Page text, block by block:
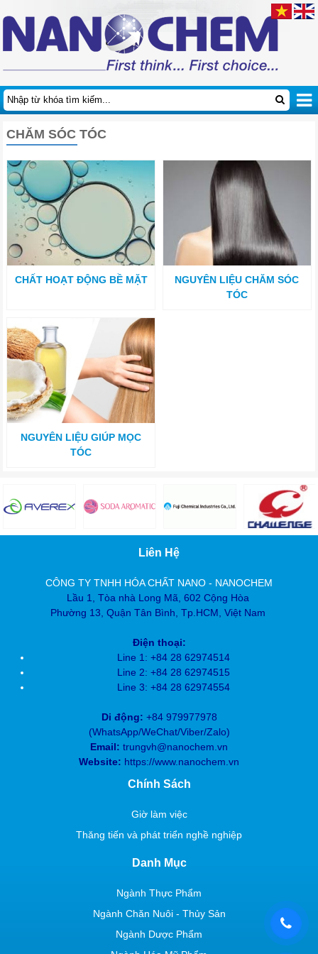
CHĂM SÓC TÓC
CHẤT HOẠT ĐỘNG BỀ MẶT
NGUYÊN LIỆU CHĂM SÓC
TÓC
NGUYÊN LIỆU GIÚP MỌC
TÓC
Liên Hệ
CÔNG TY TNHH HÓA CHẤT NANO - NANOCHEM
Lầu 1, Tòa nhà Long Mã, 602 Cộng Hòa
Phường 13, Quận Tân Bình, Tp.HCM, Việt Nam
Điện thoại:
Line 1: +84 28 62974514
Line 2: +84 28 62974515
Line 3: +84 28 62974554
Di động: +84 979977978
(WhatsApp/WeChat/Viber/Zalo)
Email: trungvh@nanochem.vn
Website: https://www.nanochem.vn
Chính Sách
Giờ làm việc
Thăng tiến và phát triển nghề nghiệp
Danh Mục
Ngành Thực Phẩm
Ngành Chăn Nuôi - Thủy Sản
Ngành Dược Phẩm